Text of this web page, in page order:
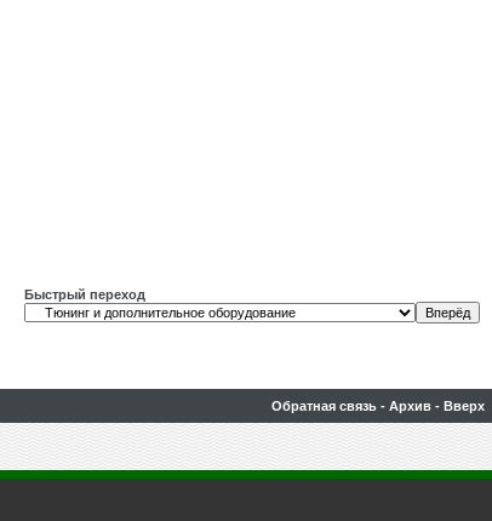
Быстрый переход
Обратная связь - Архив - Вверх